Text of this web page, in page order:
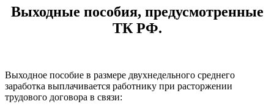
Выходные пособия, предусмотренные
ТК РФ.
Выходное пособие в размере двухнедельного среднего
заработка выплачивается работнику при расторжении
трудового договора в связи: